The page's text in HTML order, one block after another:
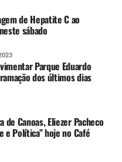
de Hepatite C ao
sábado
Parque Eduardo
dos últimos dias
Canoas, Eliezer Pacheco
e Política” hoje no Café